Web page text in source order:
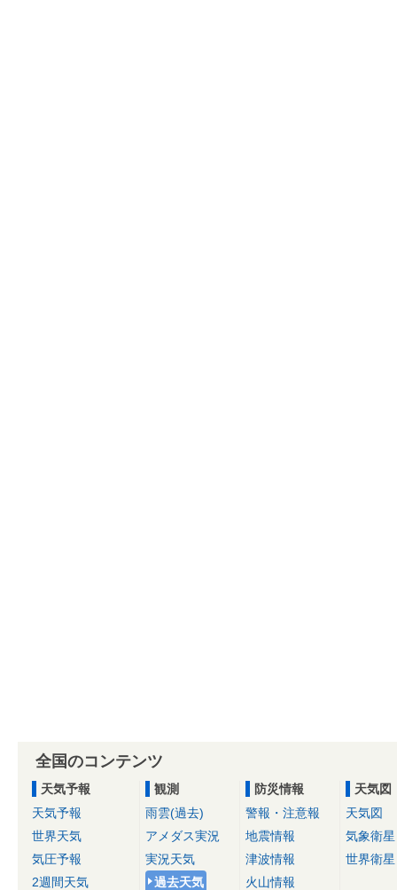
全国のコンテンツ
天気予報
天気予報
世界天気
気圧予報
2週間天気
観測
雨雲(過去)
アメダス実況
実況天気
過去天気
防災情報
警報・注意報
地震情報
津波情報
火山情報
天気図
天気図
気象衛星
世界衛星